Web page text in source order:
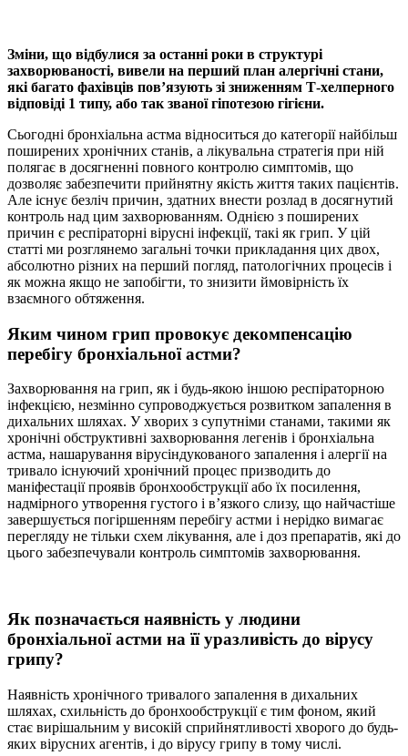
Зміни, що відбулися за останні роки в структурі
захворюваності, вивели на перший план алергічні стани,
які багато фахівців пов’язують зі зниженням Т-хелперного
відповіді 1 типу, або так званої гіпотезою гігієни.
Сьогодні бронхіальна астма відноситься до категорії найбільш
поширених хронічних станів, а лікувальна стратегія при ній
полягає в досягненні повного контролю симптомів, що
дозволяє забезпечити прийнятну якість життя таких пацієнтів.
Але існує безліч причин, здатних внести розлад в досягнутий
контроль над цим захворюванням. Однією з поширених
причин є респіраторні вірусні інфекції, такі як грип. У цій
статті ми розглянемо загальні точки прикладання цих двох,
абсолютно різних на перший погляд, патологічних процесів і
як можна якщо не запобігти, то знизити ймовірність їх
взаємного обтяження.
Яким чином грип провокує декомпенсацію
перебігу бронхіальної астми?
Захворювання на грип, як і будь-якою іншою респіраторною
інфекцією, незмінно супроводжується розвитком запалення в
дихальних шляхах. У хворих з супутніми станами, такими як
хронічні обструктивні захворювання легенів і бронхіальна
астма, нашарування вірусіндукованого запалення і алергії на
тривало існуючий хронічний процес призводить до
маніфестації проявів бронхообструкції або їх посилення,
надмірного утворення густого і в’язкого слизу, що найчастіше
завершується погіршенням перебігу астми і нерідко вимагає
перегляду не тільки схем лікування, але і доз препаратів, які до
цього забезпечували контроль симптомів захворювання.
Як позначається наявність у людини
бронхіальної астми на її уразливість до вірусу
грипу?
Наявність хронічного тривалого запалення в дихальних
шляхах, схильність до бронхообструкції є тим фоном, який
стає вирішальним у високій сприйнятливості хворого до будь-
яких вірусних агентів, і до вірусу грипу в тому числі.